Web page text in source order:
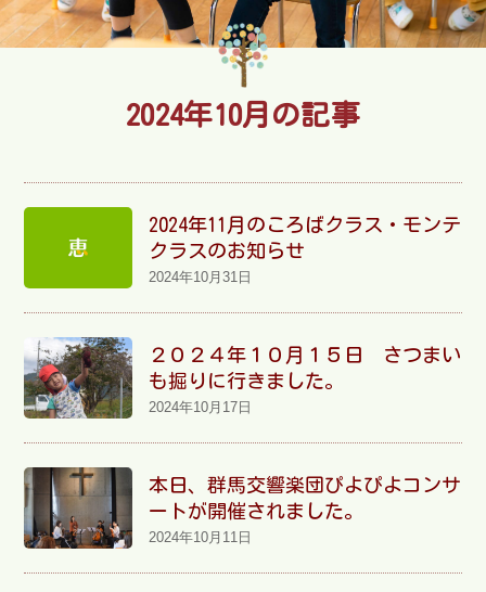
園の生活
入園案内
お問い合わせ
2024年10月の記事
2024年11月のころばクラス・モンテ
クラスのお知らせ
2024年10月31日
２０２４年１０月１５日 さつまい
も掘りに行きました。
2024年10月17日
本日、群馬交響楽団ぴよぴよコンサ
ートが開催されました。
2024年10月11日